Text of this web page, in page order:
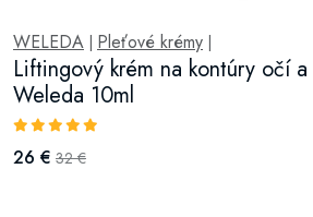
WELEDA | Pleťové krémy |
Liftingový krém na kontúry očí
Weleda 10ml
26 € 32 €